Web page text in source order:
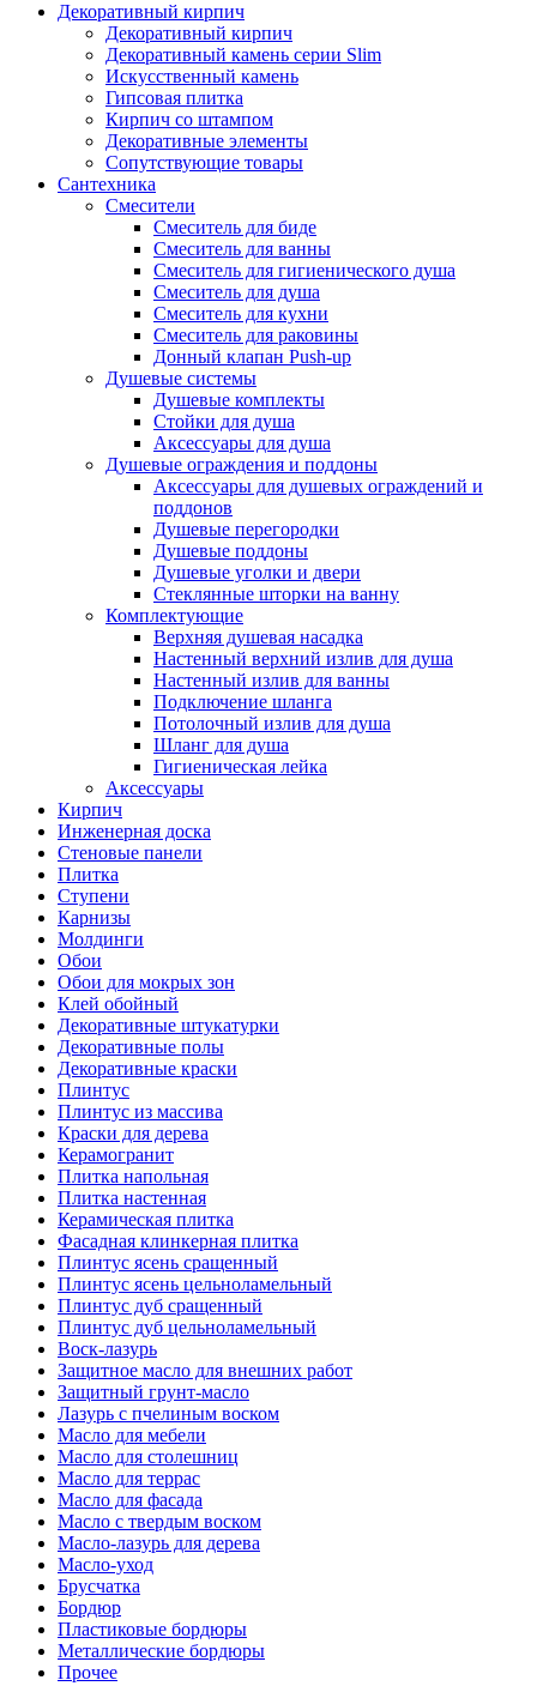
Декоративный кирпич
Декоративный кирпич
Декоративный камень серии Slim
Искусственный камень
Гипсовая плитка
Кирпич со штампом
Декоративные элементы
Сопутствующие товары
Сантехника
Смесители
Смеситель для биде
Смеситель для ванны
Смеситель для гигиенического душа
Смеситель для душа
Смеситель для кухни
Смеситель для раковины
Донный клапан Push-up
Душевые системы
Душевые комплекты
Стойки для душа
Аксессуары для душа
Душевые ограждения и поддоны
Аксессуары для душевых ограждений и
поддонов
Душевые перегородки
Душевые поддоны
Душевые уголки и двери
Стеклянные шторки на ванну
Комплектующие
Верхняя душевая насадка
Настенный верхний излив для душа
Настенный излив для ванны
Подключение шланга
Потолочный излив для душа
Шланг для душа
Гигиеническая лейка
Аксессуары
Кирпич
Инженерная доска
Стеновые панели
Плитка
Ступени
Карнизы
Молдинги
Обои
Обои для мокрых зон
Клей обойный
Декоративные штукатурки
Декоративные полы
Декоративные краски
Плинтус
Плинтус из массива
Краски для дерева
Керамогранит
Плитка напольная
Плитка настенная
Керамическая плитка
Фасадная клинкерная плитка
Плинтус ясень сращенный
Плинтус ясень цельноламельный
Плинтус дуб сращенный
Плинтус дуб цельноламельный
Воск-лазурь
Защитное масло для внешних работ
Защитный грунт-масло
Лазурь с пчелиным воском
Масло для мебели
Масло для столешниц
Масло для террас
Масло для фасада
Масло с твердым воском
Масло-лазурь для дерева
Масло-уход
Брусчатка
Бордюр
Пластиковые бордюры
Металлические бордюры
Прочее